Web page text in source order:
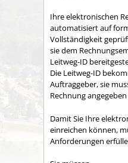
Ihre elektronischen
automatisiert auf
Vollständigkeit
sie dem
Leitweg-ID
Die Leitweg-ID
Auftraggeber, sie
Rechnung
Damit Sie Ihre
einreichen können,
Anforderungen